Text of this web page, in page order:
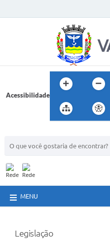
Acessibilidade
MENU
Legislação